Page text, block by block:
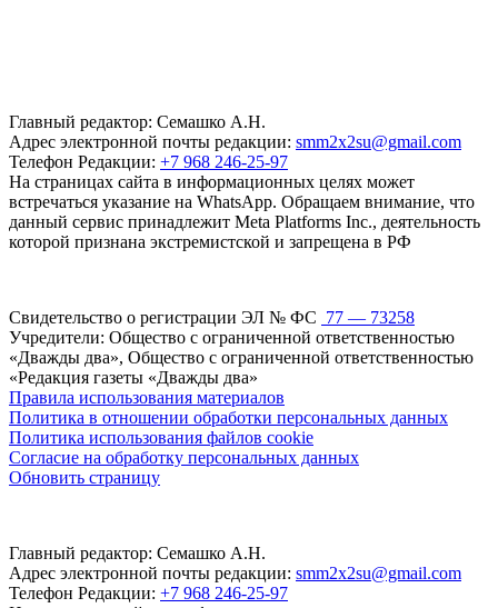
Главный редактор: Семашко А.Н.
Адрес электронной почты редакции: smm2x2su@gmail.com
Телефон Редакции: +7 968 246-25-97
На страницах сайта в информационных целях может
встречаться указание на WhatsApp. Обращаем внимание, что
данный сервис принадлежит Meta Platforms Inc., деятельность
которой признана экстремистской и запрещена в РФ
Свидетельство о регистрации ЭЛ № ФС 77 — 73258
Учредители: Общество с ограниченной ответственностью
«Дважды два», Общество с ограниченной ответственностью
«Редакция газеты «Дважды два»
Правила использования материалов
Политика в отношении обработки персональных данных
Политика использования файлов cookie
Согласие на обработку персональных данных
Обновить страницу
Главный редактор: Семашко А.Н.
Адрес электронной почты редакции: smm2x2su@gmail.com
Телефон Редакции: +7 968 246-25-97